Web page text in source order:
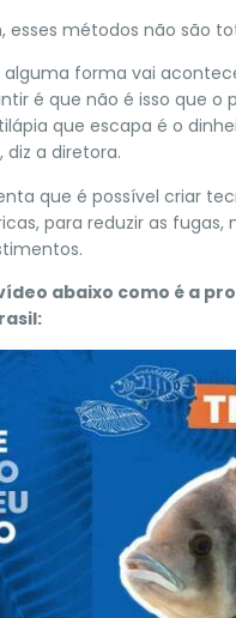
esses métodos não são
alguma forma vai
é que não é isso que o
que escapa é o
diz a diretora.
que é possível criar
para reduzir as fugas,
abaixo como é a